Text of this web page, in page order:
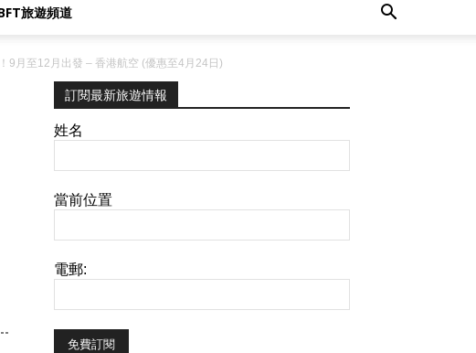
旅遊頻道
9月至12月出發 – 香港航空 (優惠至4月24日)
訂閱最新旅遊情報
姓名
當前位置
電郵: